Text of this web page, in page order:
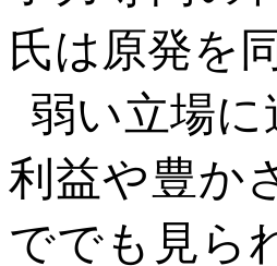
氏は原発を
弱い立場
利益や豊か
ででも見ら